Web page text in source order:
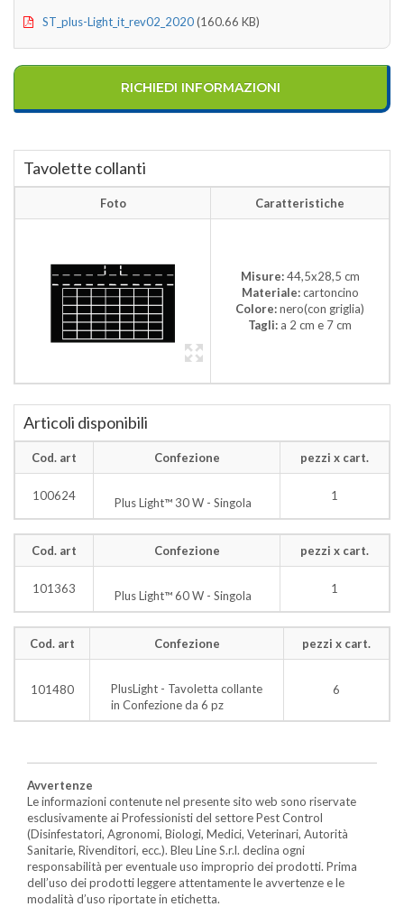
ST_plus-Light_it_rev02_2020(160.66 KB)
RICHIEDI INFORMAZIONI
Tavolette collanti
Foto Caratteristiche
Misure:44,5x28,5 cm
Materiale:cartoncino
Colore:nero(con griglia)
Tagli: a 2 cm e 7 cm
Articoli disponibili
Cod. art Confezione pezzi x cart.
100624 Plus Light™ 30 W - Singola 1
Cod. art Confezione pezzi x cart.
101363 Plus Light™ 60 W - Singola 1
Cod. art Confezione pezzi x cart.
101480
PlusLight - Tavoletta collante
in Confezione da 6 pz
6
Avvertenze
Le informazioni contenute nel presente sito web sono riservate
esclusivamente ai Professionisti del settore Pest Control
(Disinfestatori, Agronomi, Biologi, Medici, Veterinari, Autorità
Sanitarie, Rivenditori, ecc.). Bleu Line S.r.l. declina ogni
responsabilità per eventuale uso improprio dei prodotti. Prima
dell’uso dei prodotti leggere attentamente le avvertenze e le
modalità d’uso riportate in etichetta.